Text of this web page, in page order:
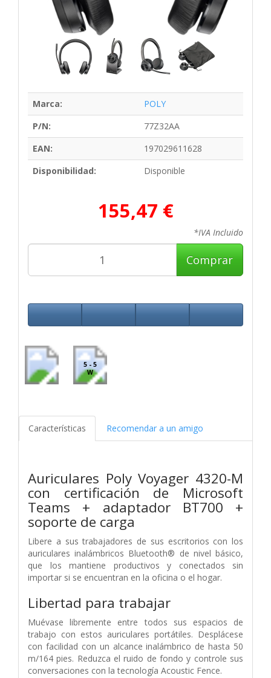
Marca:
POLY
P/N:
77Z32AA
EAN:
197029611628
Disponibilidad:
Disponible
155,47 €
*IVA Incluido
Comprar
5 - 5
W
Características Recomendar a un amigo
Auriculares Poly Voyager 4320-M
con certificación de Microsoft
Teams + adaptador BT700 +
soporte de carga
Libere a sus trabajadores de sus escritorios con los
auriculares inalámbricos Bluetooth® de nivel básico,
que los mantiene productivos y conectados sin
importar si se encuentran en la oficina o el hogar.
Libertad para trabajar
Muévase libremente entre todos sus espacios de
trabajo con estos auriculares portátiles. Desplácese
con facilidad con un alcance inalámbrico de hasta 50
m/164 pies. Reduzca el ruido de fondo y controle sus
conversaciones con la tecnología Acoustic Fence.